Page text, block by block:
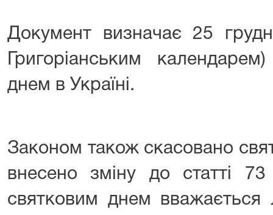
Документ визначає 25
Григоріанським
днем в Україні.
Законом також скасовано
внесено зміну до статті
святковим днем